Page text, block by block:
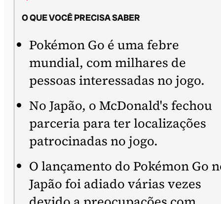
O QUE VOCÊ PRECISA SABER
Pokémon Go é uma febre
mundial, com milhares de
pessoas interessadas no jogo.
No Japão, o McDonald's fechou
parceria para ter localizações
patrocinadas no jogo.
O lançamento do Pokémon Go
Japão foi adiado várias vezes